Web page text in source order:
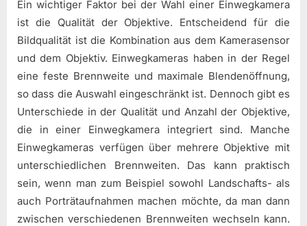
Ein wichtiger Faktor bei der Wahl einer Einwegkamera
ist die Qualität der Objektive. Entscheidend für die
Bildqualität ist die Kombination aus dem Kamerasensor
und dem Objektiv. Einwegkameras haben in der Regel
eine feste Brennweite und maximale Blendenöffnung,
so dass die Auswahl eingeschränkt ist. Dennoch gibt es
Unterschiede in der Qualität und Anzahl der Objektive,
die in einer Einwegkamera integriert sind. Manche
Einwegkameras verfügen über mehrere Objektive mit
unterschiedlichen Brennweiten. Das kann praktisch
sein, wenn man zum Beispiel sowohl Landschafts- als
auch Porträtaufnahmen machen möchte, da man dann
zwischen verschiedenen Brennweiten wechseln kann.